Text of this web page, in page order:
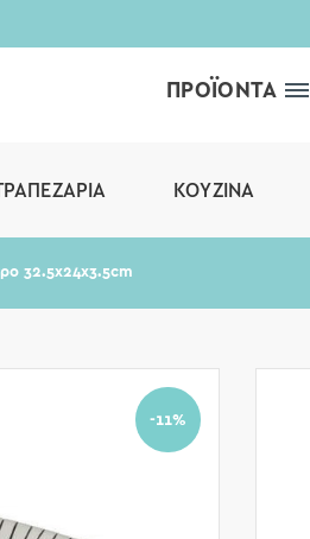
ΠΡΟΪΟΝΤΑ
ΚΟΥΖΊΝΑ
32.5x24x3.5cm
-11%